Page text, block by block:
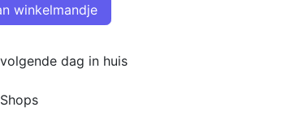
winkelmandje
dag in huis